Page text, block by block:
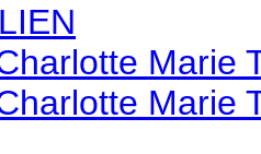
Marie
Marie